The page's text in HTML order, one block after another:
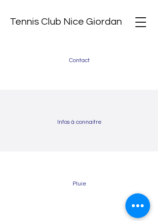
Tennis Club Nice Giordan
Contact
Infos à connaitre
Pluie